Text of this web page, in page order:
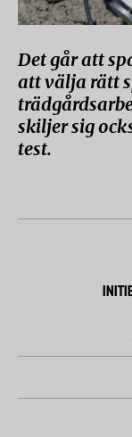
Det går att
att välja rätt
skiljer sig
test.